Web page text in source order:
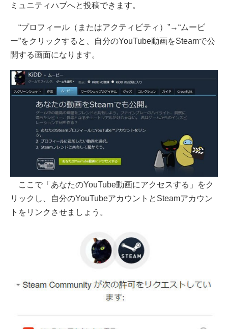
ミュニティハブへと投稿できます。
“プロフィール（またはアクティビティ）”→“ムービ
ー”をクリックすると、自分のYouTube動画をSteamで公
開する画面になります。
ここで「あなたのYouTube動画にアクセスする」をク
リックし、自分のYouTubeアカウントとSteamアカウン
トをリンクさせましょう。